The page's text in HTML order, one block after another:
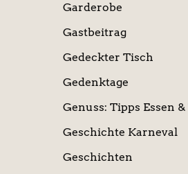
Garderobe
Gastbeitrag
Gedeckter Tisch
Gedenktage
Genuss: Tipps Essen
Geschichte Karneval
Geschichten